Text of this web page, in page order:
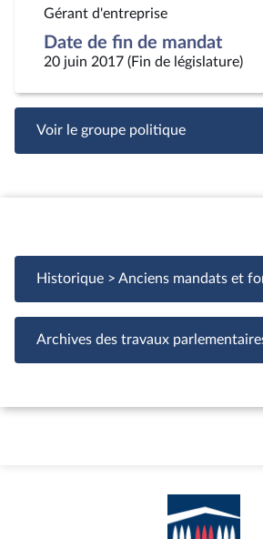
Gérant d'entreprise
Date de fin de mandat
20 juin 2017 (Fin de législature)
Voir le groupe politique
Historique > Anciens mandats et
Archives des travaux